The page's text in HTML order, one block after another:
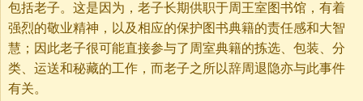
包括老子。这是因为，老子长期供职于周王室图书馆，有着
强烈的敬业精神，以及相应的保护图书典籍的责任感和大智
慧；因此老子很可能直接参与了周室典籍的拣选、包装、分
类、运送和秘藏的工作，而老子之所以辞周退隐亦与此事件
有关。